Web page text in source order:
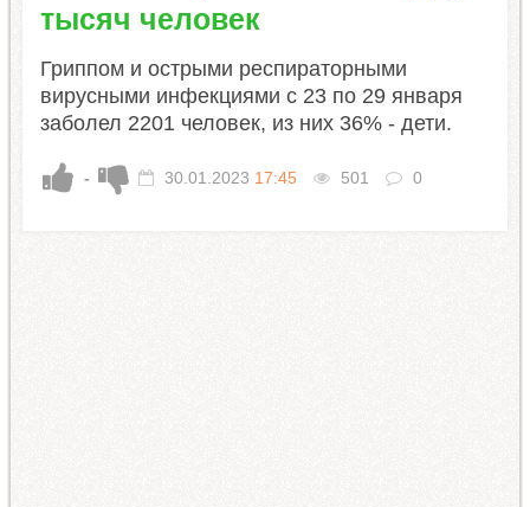
тысяч человек
​Гриппом и острыми респираторными
вирусными инфекциями с 23 по 29 января
заболел 2201 человек, из них 36% - дети.
- 30.01.2023 17:45 501 0